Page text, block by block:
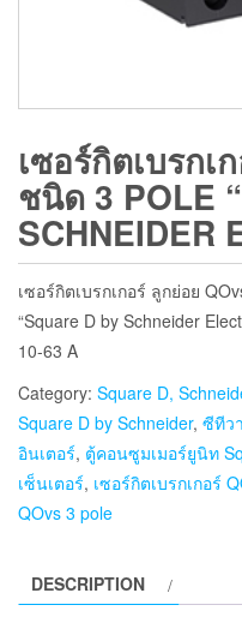
เซอร์กิตเบรกเ
ชนิด 3 POLE
SCHNEIDER
เซอร์กิตเบรกเกอร์ ลูกย่อย
“Square D by Schneider
10-63 A
Category: Square D,
Square D by Schneider, ซีทีว
อินเตอร์, ตู้คอนซูมเมอร์ยูนิท
เซ็นเตอร์, เซอร์กิตเบรกเกอร์
QOvs 3 pole
DESCRIPTION